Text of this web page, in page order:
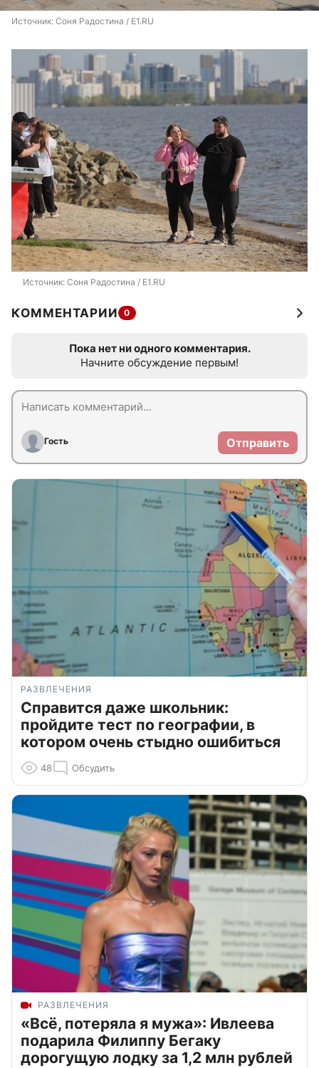
Источник: Соня Радостина / E1.RU
Источник: Соня Радостина / E1.RU
КОММЕНТАРИИ 0
Пока нет ни одного комментария.
Начните обсуждение первым!
Гость Отправить
РАЗВЛЕЧЕНИЯ
Справится даже школьник:
пройдите тест по географии, в
котором очень стыдно ошибиться
48 Обсудить
РАЗВЛЕЧЕНИЯ
«Всё, потеряла я мужа»: Ивлеева
подарила Филиппу Бегаку
дорогущую лодку за 1,2 млн рублей